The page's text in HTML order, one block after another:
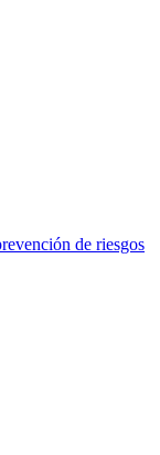
de riesgos